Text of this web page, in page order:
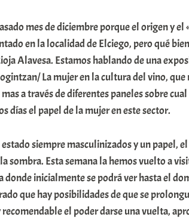
mes de diciembre porque el origen y el
en la localidad de Elciego, pero qué
Alavesa. Estamos hablando de una
La mujer en la cultura del vino, que
a través de diferentes paneles sobre cual
días el papel de la mujer en este sector.
siempre masculinizados y un papel,
sombra. Esta semana la hemos vuelto a
donde inicialmente se podrá ver hasta el
que hay posibilidades de que se
el poder darse una vuelta,